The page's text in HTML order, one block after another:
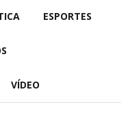
ESPORTES
VÍDEO